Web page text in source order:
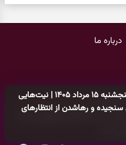
فال ابجد امروز پنجشنبه ۱۵ مرداد ۱۴۰۵ | نیت‌هایی
و رهاشدن از انتظارهای
درباره ما
بهپایگاه خبری سرگرمی روز
سایت‌ها
اکیدا ممنوع
می‌باشد